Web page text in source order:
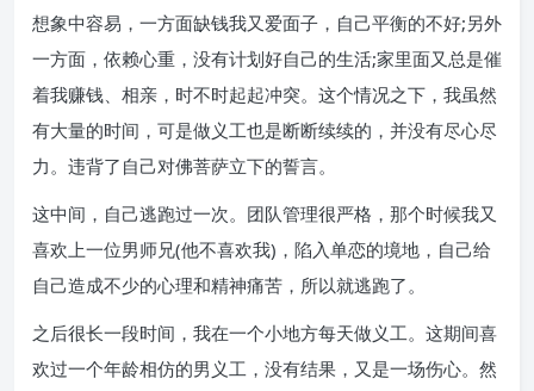
想象中容易，一方面缺钱我又爱面子，自己平衡的不好;另外
一方面，依赖心重，没有计划好自己的生活;家里面又总是催
着我赚钱、相亲，时不时起起冲突。这个情况之下，我虽然
有大量的时间，可是做义工也是断断续续的，并没有尽心尽
力。违背了自己对佛菩萨立下的誓言。
这中间，自己逃跑过一次。团队管理很严格，那个时候我又
喜欢上一位男师兄(他不喜欢我)，陷入单恋的境地，自己给
自己造成不少的心理和精神痛苦，所以就逃跑了。
之后很长一段时间，我在一个小地方每天做义工。这期间喜
欢过一个年龄相仿的男义工，没有结果，又是一场伤心。然